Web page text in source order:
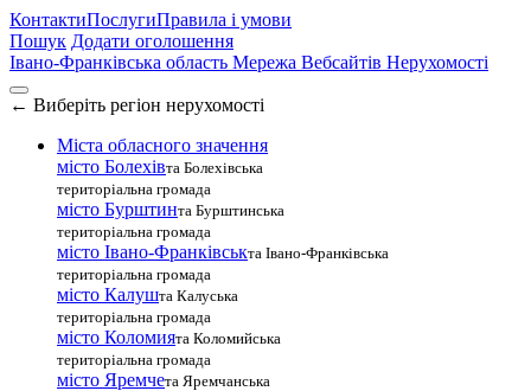
КонтактиПослугиПравила і умови
Пошук Додати оголошення
Івано-Франківська область Мережа Вебсайтів Нерухомості
← Виберіть регіон нерухомості
Міста обласного значення
місто Болехівта Болехівська
територіальна громада
місто Бурштинта Бурштинська
територіальна громада
місто Івано-Франківськта Івано-Франківська
територіальна громада
місто Калушта Калуська
територіальна громада
місто Коломията Коломийська
територіальна громада
місто Яремчета Яремчанська